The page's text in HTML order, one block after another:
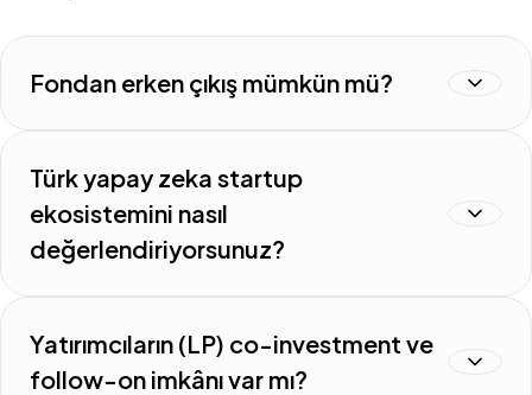
Fondan erken çıkış mümkün mü?
Türk yapay zeka startup
ekosistemini nasıl
değerlendiriyorsunuz?
Yatırımcıların (LP) co-investment ve
follow-on imkânı var mı?